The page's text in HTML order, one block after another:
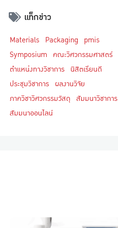
แท็กข่าว
Materials Packaging pmis
Symposium คณะวิศวกรรมศาสตร์
ตำแหน่งทางวิชาการ นิสิตเรียนดี
ประชุมวิชาการ ผลงานวิจัย
ภาควิชาวิศวกรรมวัสดุ สัมมนาวิชาการ
สัมมนาออนไลน์